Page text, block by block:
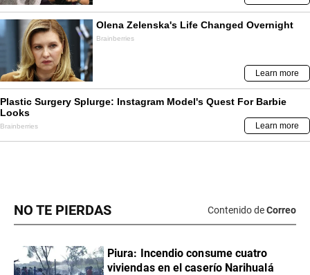
NO TE PIERDAS Contenido deCorreo
Piura: Incendio consume cuatro
viviendas en el caserío Narihualá